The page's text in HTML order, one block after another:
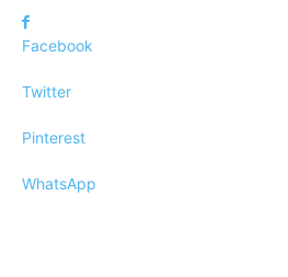
Facebook
Twitter
Pinterest
WhatsApp